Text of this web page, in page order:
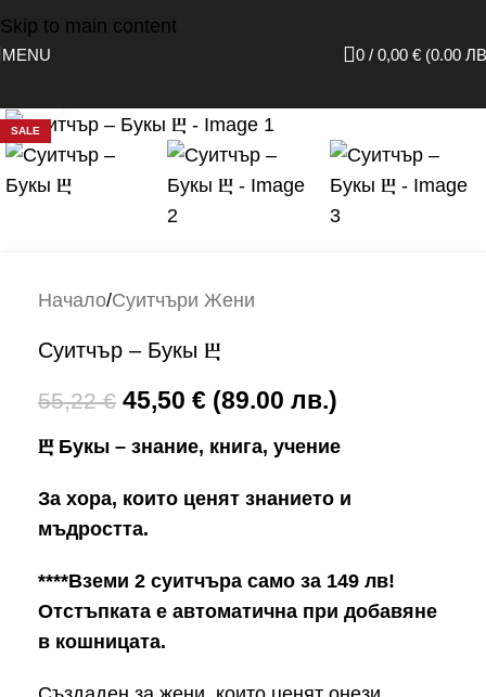
Skip to main content
MENU 0 / 0,00 € (0.00
SALE
Начало/Суитчъри Жени
Суитчър – Букы Ⰱ
55,22€ 45,50 € (89.00 лв.)
Ⰱ Букы – знание, книга, учение
За хора, които ценят знанието и
мъдростта.
****Вземи 2 суитчъра само за 149 лв!
Отстъпката e автоматичнa при добавяне
в кошницата.